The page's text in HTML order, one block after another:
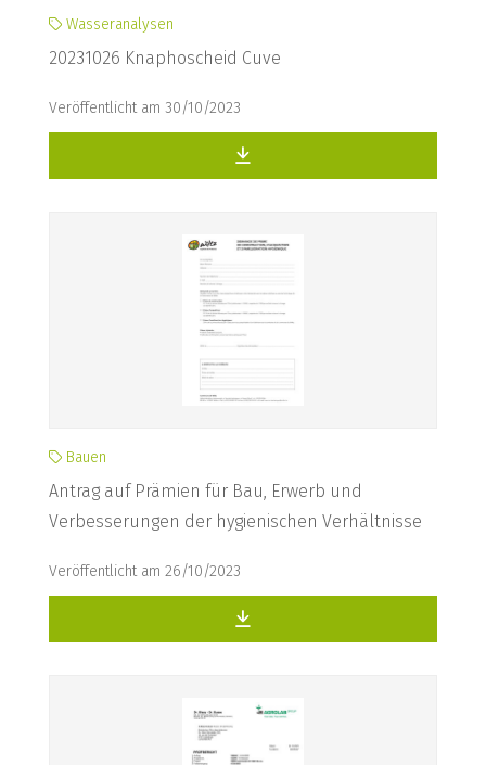
Wasseranalysen
20231026 Knaphoscheid Cuve
Veröffentlicht am 30/10/2023
Bauen
Antrag auf Prämien für Bau, Erwerb und
Verbesserungen der hygienischen Verhältnisse
Veröffentlicht am 26/10/2023